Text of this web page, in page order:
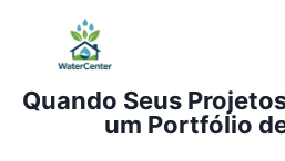
Conteúdo
Quando Seus
um Portfólio